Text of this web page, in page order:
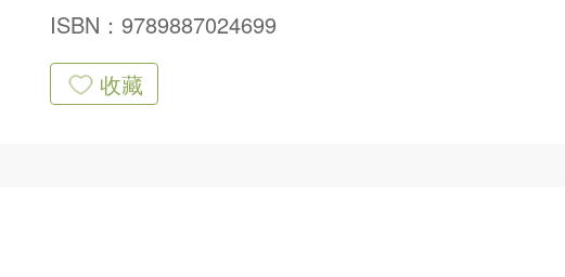
ISBN：9789887024699
收藏